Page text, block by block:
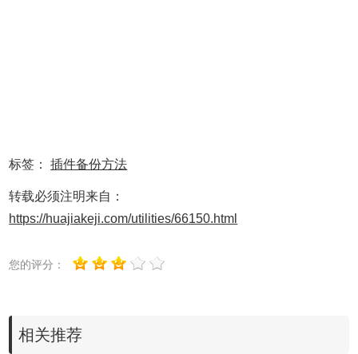
后在"目标"一栏尾部添加参数 --enable-easy-off-store-
安装Web Store之外的第三方扩展应用及脚本程序了。具体
流程参照：chrome浏览器第三方扩展应用安装流程。
2.先将扩展程序下载保存到本地，然后将下载来的文件后缀
解压这个压缩文件得到一个文件夹。然后在浏览器里打开扩
展程序页面（chrome://settings/extensions），选中右上方开
标签： 插件备份方法
转载必须注明来自：
https://huajiakeji.com/utilities/66150.html
您的评分：
相关推荐